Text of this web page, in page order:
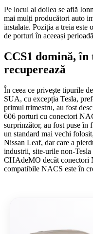
Pe locul al doilea se află
mai mulți producători auto
instalate. Poziția a treia este
de porturi în aceeași
CCS1 domină, în
recuperează
În ceea ce privește tipurile
SUA, cu excepția Tesla,
primul trimestru, au fost
606 porturi cu conectori
surprinzător, au fost puse
un standard mai vechi
Nissan Leaf, dar care a
industrii, site-urile non-
CHAdeMO decât conectori
compatibile NACS este în